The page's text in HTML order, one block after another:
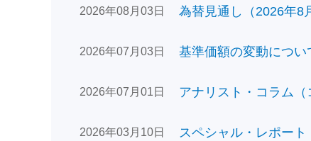
2026年08月03日 為替見通し（2026年8
2026年07月03日 基準価額の変動につい
2026年07月01日 アナリスト・コラム
2026年03月10日 スペシャル・レポート